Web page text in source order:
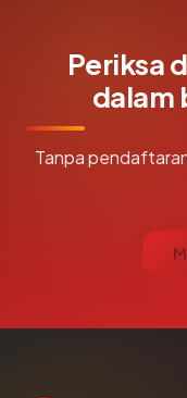
Periksa
dalam
Tanpa